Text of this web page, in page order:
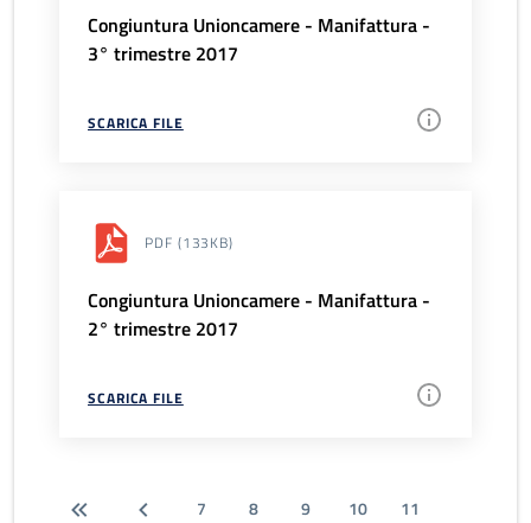
Congiuntura Unioncamere - Manifattura -
3° trimestre 2017
SCARICA FILE
PDF (133KB)
Congiuntura Unioncamere - Manifattura -
2° trimestre 2017
SCARICA FILE
7 8 9 10
11